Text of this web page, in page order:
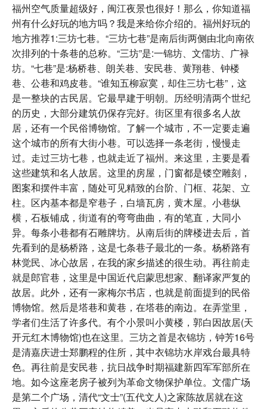
福州空气质量超级好，闽江夜景也很好！那么，你知道福
州有什么好玩的地方吗？我是来给你介绍的。福州好玩的
地方推荐1:三坊七巷。“三坊七巷”是南后街两侧由北向南依
次排列的十条巷的总称。“三坊”是:一锦坊、文儒坊、广禄
坊。“七巷”是:杨桥巷、朗关巷、安民巷、黄翔巷、钟楼
巷、公巷和鸡皮巷。“谁知五柳寂寞，却住三坊七巷”，这
是一整块的古民居。它最早建于明朝。历经明清两个世纪
的历史，大部分建筑仍保存完好。街区里有很多名人故
居，还有一个民俗博物馆。了解一个城市，不一定要走遍
这个城市的所有大街小巷。可以选择一条老街，慢慢走
过。走过三坊七巷，也就走近了福州。来这里，主要是看
这些建筑和名人故居。这里的房屋，门窗都是镂空雕刻，
图案和摆件丰富，随处可见精致的台阶、门框、花架、立
柱。区内基本都是窄巷子，白墙瓦房，黄木屋。小巷纵
横，石板铺成，街道有的弯弯曲曲，有的笔直，大同小
异。每条小巷都有石雕牌坊。从南后街的牌楼进去后，首
先看到的是杨桥路，这是七条巷子最北的一条。杨桥路有
林觉民、冰心故居，在我的家乡描述的很生动。再往前走
就是郎官巷，这里是中国近代启蒙思想家、翻译家严复的
故居。此外，还有一家梅尔书店，也就是前面提到的民俗
博物馆。然后是塔巷和黄巷，在塔巷的南边。在弄堂里，
学者们生活了许多代。有个小景叫小黄楼，郭白因故居(天
开元红木博物馆)也在这里。三坊之首是衣锦坊，钟芳16号
是清嘉庆进士郑鹏程的住所，其中衣锦坊水岸戏台最具特
色。再往前是安民巷，抗日战争时期福建新四军军部所在
地。如今这座老房子被列为革命文物保护单位。文儒广场
是第二个广场，清代“文士”(五代文人)之家陈故居就在这